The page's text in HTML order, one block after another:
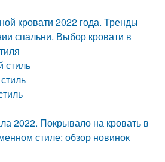
кровати 2022 года. Тренды
спальни. Выбор кровати в
стиль
2022. Покрывало на кровать в
стиле: обзор новинок